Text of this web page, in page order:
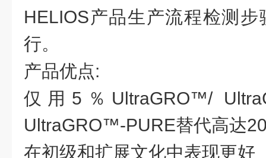
HELIOS产品生产流程检测
行。
产品优点:
仅用 5％UltraGRO™/
UltraGRO™-PURE替代高达
在初级和扩展文化中表现更好